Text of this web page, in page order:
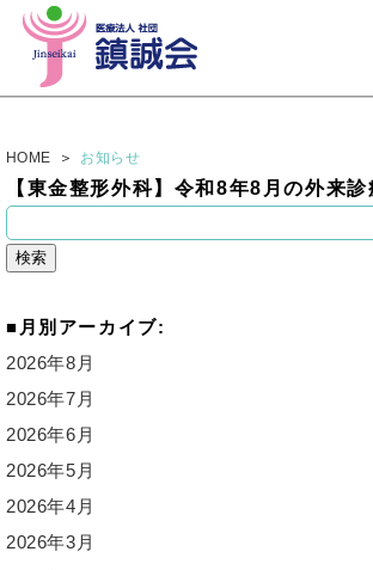
HOME お知らせ
【東金整形外科】令和8年8月の外来
索:
月別アーカイブ:
2026年8月
2026年7月
2026年6月
2026年5月
2026年4月
2026年3月